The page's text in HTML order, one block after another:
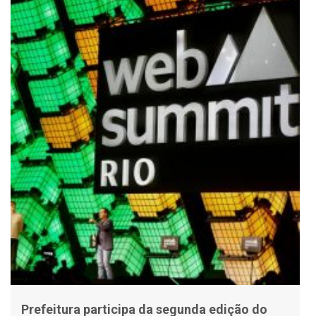
Prefeitura participa da segunda edição do